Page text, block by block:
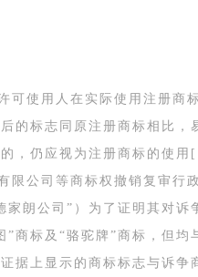
可使用人在实际使用注册
的标志同原注册商标相比
，仍应视为注册商标的使用
限公司等商标权撤销复审行
家朗公司”）为了证明其对
商标及“骆驼牌”商标，但
据上显示的商标标志与诉